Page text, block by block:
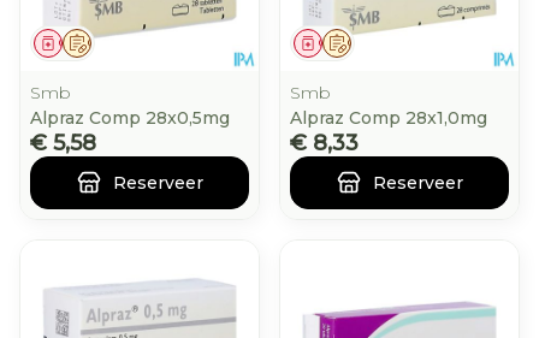
Op voorschrift
Geneesmiddel
Smb
Alpraz Comp 28x0,5mg
€ 5,58
Reserveer
Op voorschrift
Geneesmiddel
Smb
Alpraz Comp 28x1,0mg
€ 8,33
Reserveer